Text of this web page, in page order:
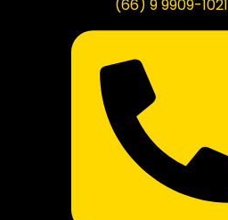
(66) 9 9909-1021